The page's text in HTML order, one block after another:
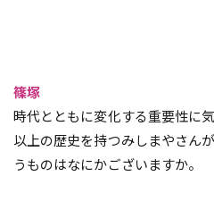
篠塚
時代とともに変化する重要性に
以上の歴史を持つみしまやさん
うものはなにかございますか。